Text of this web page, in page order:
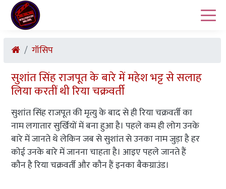
गॉसिप
सुशांत सिंह राजपूत के बारे में महेश भट्ट से सलाह
लिया करतीं थी रिया चक्रवर्ती
सुशांत सिंह राजपूत की मृत्यु के बाद से ही रिया चक्रवर्ती का
नाम लगातार सुर्खियों में बना हुआ है। पहले कम ही लोग उनके
बारे में जानते थे लेकिन जब से सुशांत से उनका नाम जुड़ा है हर
कोई उनके बारे में जानना चाहता है। आइए पहले जानते हैं
कौन है रिया चक्रवर्ती और कौन हैं इनका बैकग्राउंड।